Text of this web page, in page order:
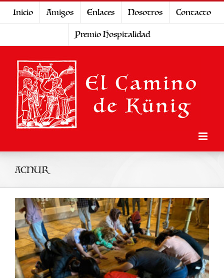
Inicio Amigos Enlaces Nosotros
Contacto
Premio Hospitalidad
ACNUR